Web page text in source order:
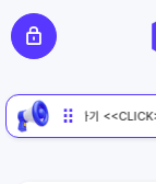
이백 신청하러가기